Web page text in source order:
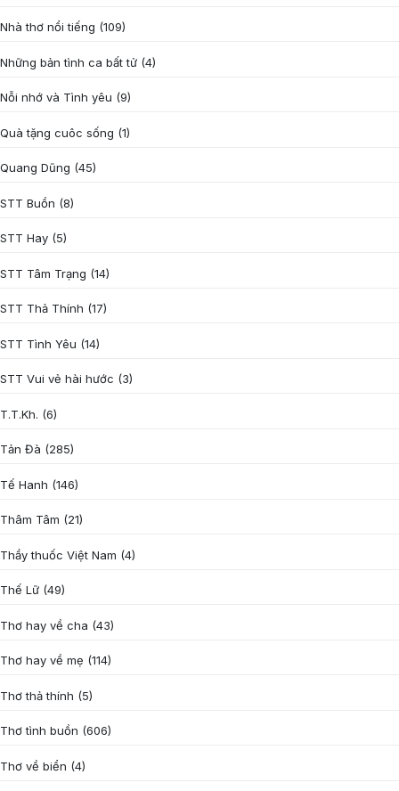
Nhà thơ nổi tiếng (109)
Những bản tình ca bất tử (4)
Nỗi nhớ và Tình yêu (9)
Quà tặng cuôc sống (1)
Quang Dũng (45)
STT Buồn (8)
STT Hay (5)
STT Tâm Trạng (14)
STT Thả Thính (17)
STT Tình Yêu (14)
STT Vui vẻ hài hước (3)
T.T.Kh. (6)
Tản Đà (285)
Tế Hanh (146)
Thâm Tâm (21)
Thầy thuốc Việt Nam (4)
Thế Lữ (49)
Thơ hay về cha (43)
Thơ hay về mẹ (114)
Thơ thả thính (5)
Thơ tình buồn (606)
Thơ về biển (4)